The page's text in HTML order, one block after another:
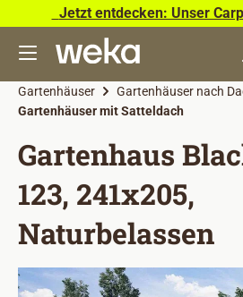
Zum Hauptinhalt springen
Jetzt entdecken: Unser
Gartenhäuser
Gartenhäuser nach
Gartenhäuser mit Satteldach
Gartenhaus
123, 241x205,
Naturbelassen
Bildergalerie überspringen